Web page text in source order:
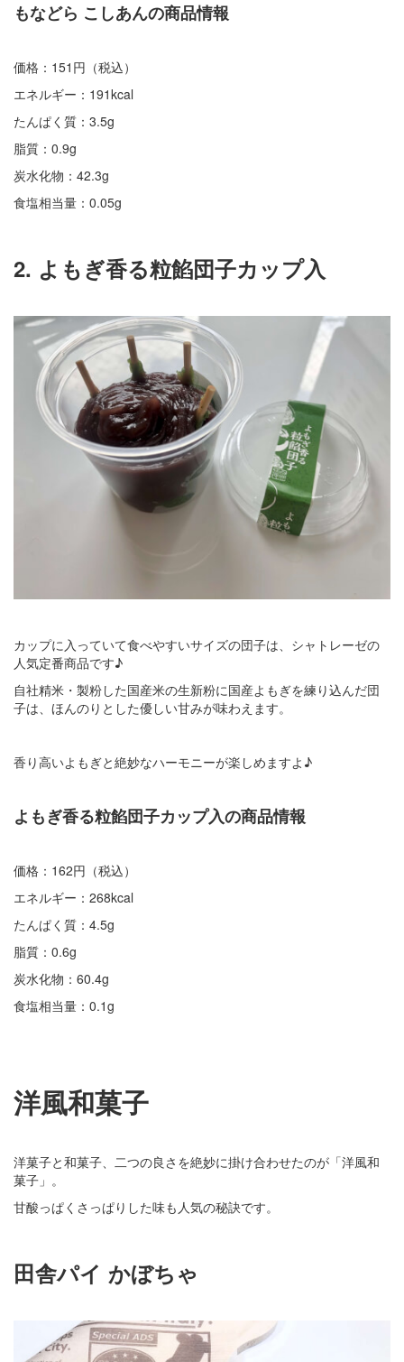
もなどら こしあんの商品情報
価格：151円（税込）
エネルギー：191kcal
たんぱく質：3.5g
脂質：0.9g
炭水化物：42.3g
食塩相当量：0.05g
2. よもぎ香る粒餡団子カップ入
カップに入っていて食べやすいサイズの団子は、シャトレーゼの
人気定番商品です♪
自社精米・製粉した国産米の生新粉に国産よもぎを練り込んだ団
子は、ほんのりとした優しい甘みが味わえます。
香り高いよもぎと絶妙なハーモニーが楽しめますよ♪
よもぎ香る粒餡団子カップ入の商品情報
価格：162円（税込）
エネルギー：268kcal
たんぱく質：4.5g
脂質：0.6g
炭水化物：60.4g
食塩相当量：0.1g
洋風和菓子
洋菓子と和菓子、二つの良さを絶妙に掛け合わせたのが「洋風和
菓子」。
甘酸っぱくさっぱりした味も人気の秘訣です。
田舎パイ かぼちゃ